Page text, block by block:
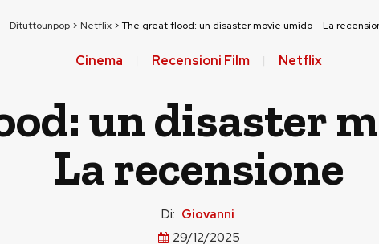
Dituttounpop> Netflix> The great flood: un disaster movie umido – La
Cinema Recensioni Film Netflix
un disaster
La recensione
Di: Giovanni
29/12/2025